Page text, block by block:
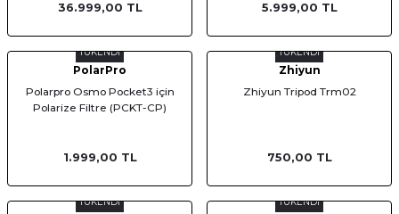
36.999,00 TL 5.999,00 TL
TÜKENDİ
PolarPro
Polarpro Osmo Pocket3 için
Polarize Filtre (PCKT-CP)
1.999,00 TL
TÜKENDİ
Zhiyun
Zhiyun Tripod Trm02
750,00 TL
TÜKENDİ TÜKENDİ